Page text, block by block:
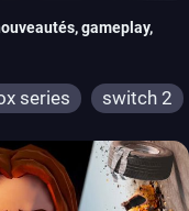
gameplay,
series switch 2